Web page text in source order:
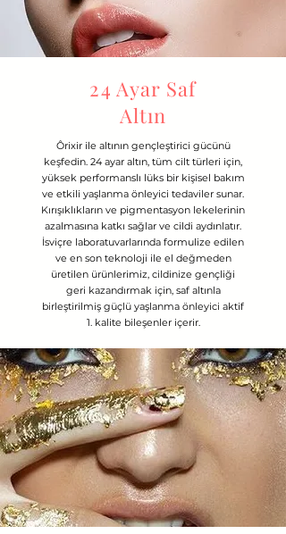
24 Ayar Saf
Altın
Ôrixir ile altının gençleştirici gücünü
keşfedin. 24 ayar altın, tüm cilt türleri için,
yüksek performanslı lüks bir kişisel bakım
ve etkili yaşlanma önleyici tedaviler sunar.
Kırışıklıkların ve pigmentasyon lekelerinin
azalmasına katkı sağlar ve cildi aydınlatır.
İsviçre laboratuvarlarında formulize edilen
ve en son teknoloji ile el değmeden
üretilen ürünlerimiz, cildinize gençliği
geri kazandırmak için, saf altınla
birleştirilmiş güçlü yaşlanma önleyici aktif
1. kalite bileşenler içerir.